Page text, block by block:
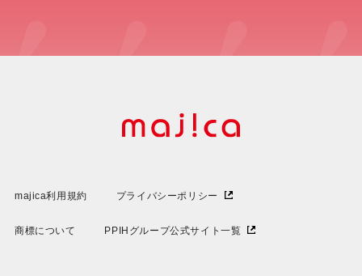
majica利用規約 プライバシーポリシー
商標について PPIHグループ公式サイト一覧